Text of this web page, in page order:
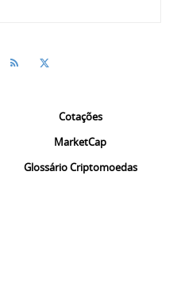
Cotações
MarketCap
Glossário Criptomoedas